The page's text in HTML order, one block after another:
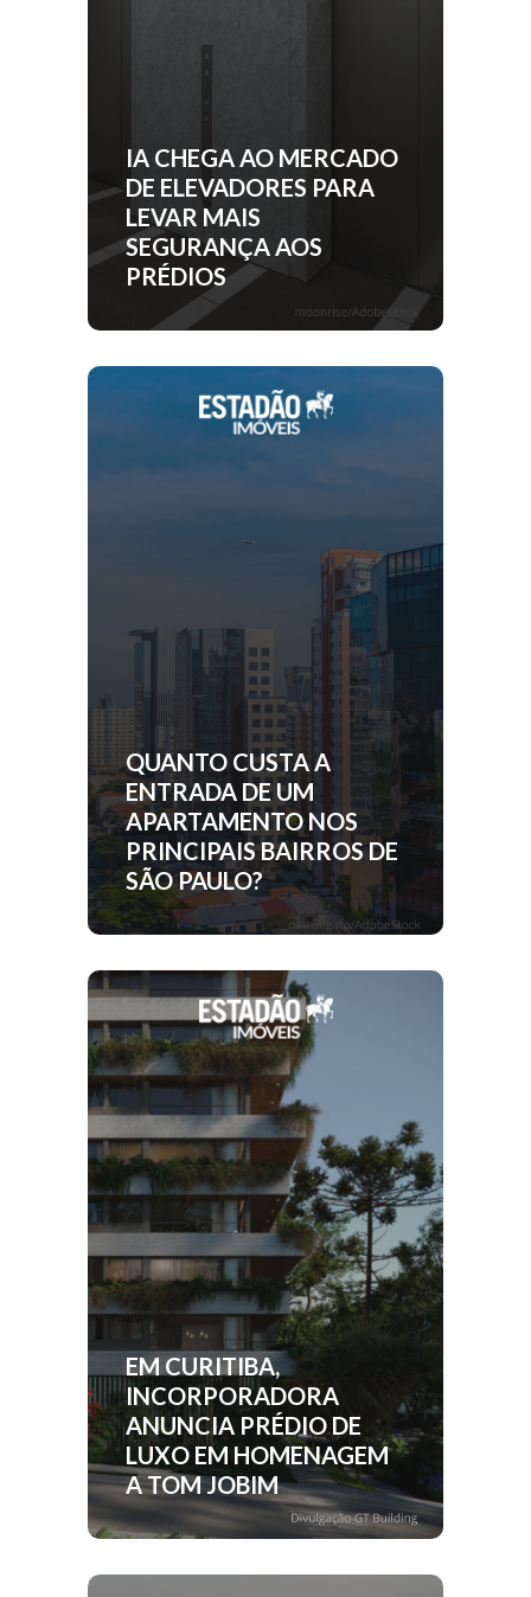
IA CHEGA AO MERCADO
DE ELEVADORES PARA
LEVAR MAIS
SEGURANÇA AOS
PRÉDIOS
QUANTO CUSTA A
ENTRADA DE UM
APARTAMENTO NOS
PRINCIPAIS BAIRROS DE
SÃO PAULO?
EM CURITIBA,
INCORPORADORA
ANUNCIA PRÉDIO DE
LUXO EM HOMENAGEM
A TOM JOBIM